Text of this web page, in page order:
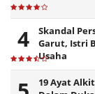
Skandal
Garut, Istri
Usaha
19 Ayat